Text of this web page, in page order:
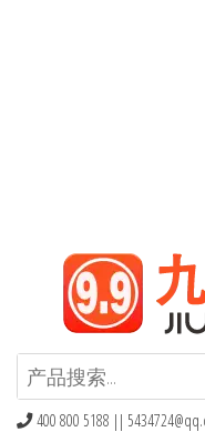
九块九包邮,9
400 800 5188 ||